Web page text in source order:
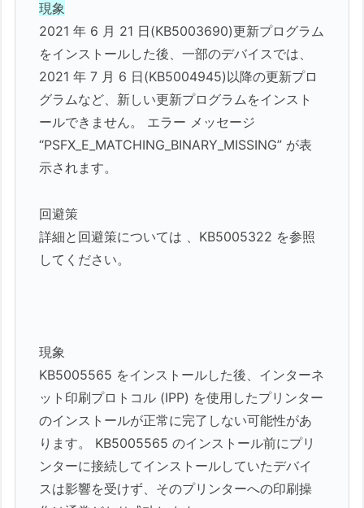
現象
2021 年 6 月 21 日(KB5003690)更新プログラム
をインストールした後、一部のデバイスでは、
2021 年 7 月 6 日(KB5004945)以降の更新プロ
グラムなど、新しい更新プログラムをインスト
ールできません。 エラー メッセージ
“PSFX_E_MATCHING_BINARY_MISSING” が表
示されます。
回避策
詳細と回避策については 、KB5005322 を参照
してください。
現象
KB5005565 をインストールした後、インターネ
ット印刷プロトコル (IPP) を使用したプリンター
のインストールが正常に完了しない可能性があ
ります。 KB5005565 のインストール前にプリ
ンターに接続してインストールしていたデバイ
スは影響を受けず、そのプリンターへの印刷操